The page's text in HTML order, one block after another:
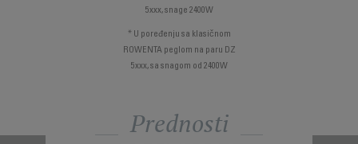
5xxx, snage 2400W
* U poređenju sa klasičnom
ROWENTA peglom na paru DZ
5xxx, sa snagom od 2400W
Prednosti